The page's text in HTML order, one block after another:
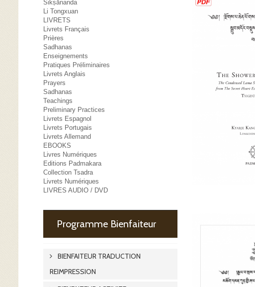
Śikṣānanda
Li Tongxuan
LIVRETS
Livrets Français
Prières
Sadhanas
Enseignements
Pratiques Préliminaires
Livrets Anglais
Prayers
Sadhanas
Teachings
Preliminary Practices
Livrets Espagnol
Livrets Portugais
Livrets Allemand
EBOOKS
Livres Numériques
Editions Padmakara
Collection Tsadra
Livrets Numériques
LIVRES AUDIO / DVD
Programme Bienfaiteur
BIENFAITEUR TRADUCTION
REIMPRESSION